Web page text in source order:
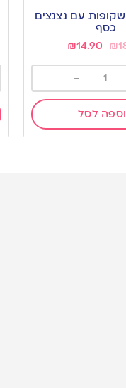
שקופות עם נצנצים
כסף
₪
₪14.90
-
לסל